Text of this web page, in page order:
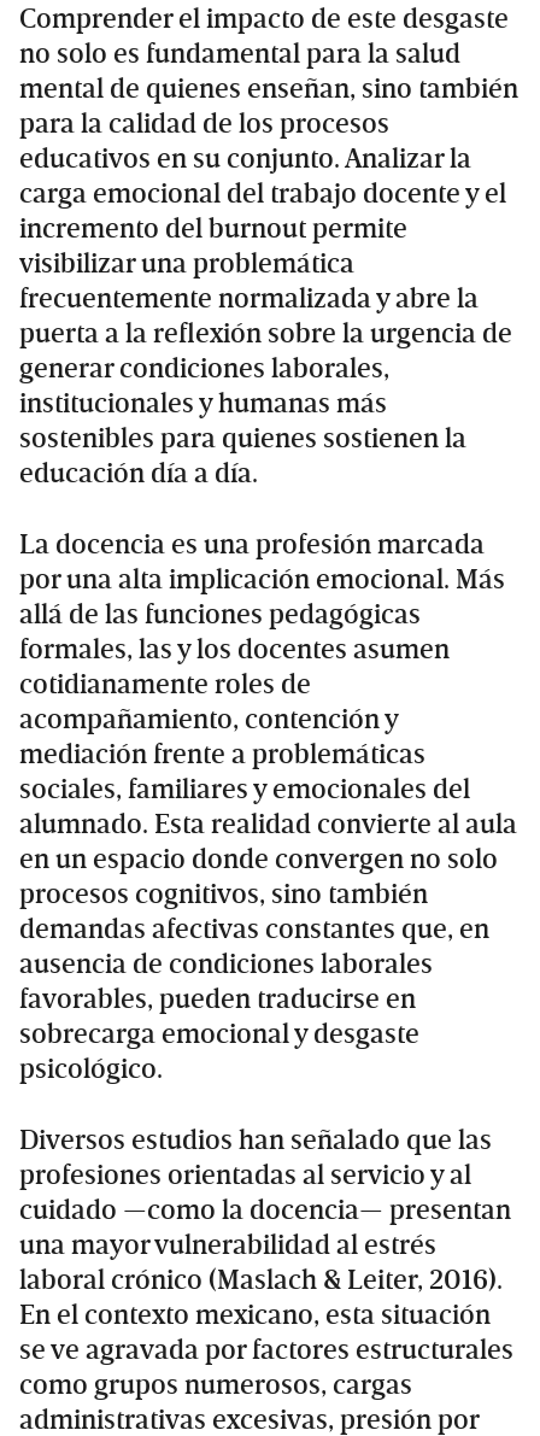
Comprender el impacto de este desgaste
no solo es fundamental para la salud
mental de quienes enseñan, sino también
para la calidad de los procesos
educativos en su conjunto. Analizar la
carga emocional del trabajo docente y el
incremento del burnout permite
visibilizar una problemática
frecuentemente normalizada y abre la
puerta a la reflexión sobre la urgencia de
generar condiciones laborales,
institucionales y humanas más
sostenibles para quienes sostienen la
educación día a día.
La docencia es una profesión marcada
por una alta implicación emocional. Más
allá de las funciones pedagógicas
formales, las y los docentes asumen
cotidianamente roles de
acompañamiento, contención y
mediación frente a problemáticas
sociales, familiares y emocionales del
alumnado. Esta realidad convierte al aula
en un espacio donde convergen no solo
procesos cognitivos, sino también
demandas afectivas constantes que, en
ausencia de condiciones laborales
favorables, pueden traducirse en
sobrecarga emocional y desgaste
psicológico.
Diversos estudios han señalado que las
profesiones orientadas al servicio y al
cuidado —como la docencia— presentan
una mayor vulnerabilidad al estrés
laboral crónico (Maslach & Leiter, 2016).
En el contexto mexicano, esta situación
se ve agravada por factores estructurales
como grupos numerosos, cargas
administrativas excesivas, presión por